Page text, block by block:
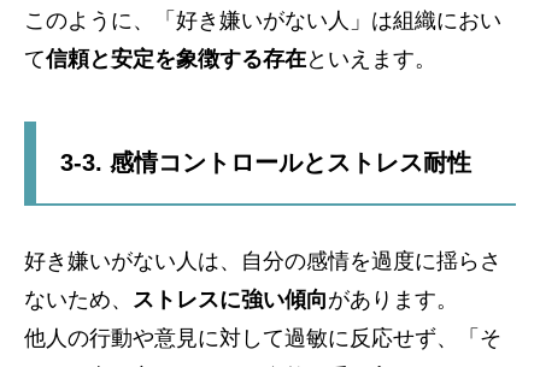
このように、「好き嫌いがない人」は組織におい
て信頼と安定を象徴する存在といえます。
3-3. 感情コントロールとストレス耐性
好き嫌いがない人は、自分の感情を過度に揺らさ
ないため、 ストレスに強い傾向があります。
他人の行動や意見に対して過敏に反応せず、「そ